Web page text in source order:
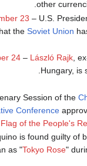
other
23 – U.S.
the Soviet Union
24– László Rajk,
Hungary, is
Session of the
Conference
Flag of the People's
is found guilty of
as "Tokyo Rose"